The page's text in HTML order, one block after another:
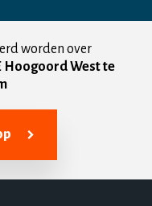
worden over
Hoogoord West te